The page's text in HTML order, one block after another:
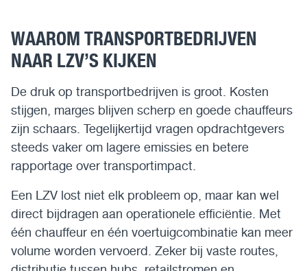
WAAROM TRANSPORTBEDRIJVEN
NAAR LZV’S KIJKEN
De druk op transportbedrijven is groot. Kosten
stijgen, marges blijven scherp en goede chauffeurs
zijn schaars. Tegelijkertijd vragen opdrachtgevers
steeds vaker om lagere emissies en betere
rapportage over transportimpact.
Een LZV lost niet elk probleem op, maar kan wel
direct bijdragen aan operationele efficiëntie. Met
één chauffeur en één voertuigcombinatie kan meer
volume worden vervoerd. Zeker bij vaste routes,